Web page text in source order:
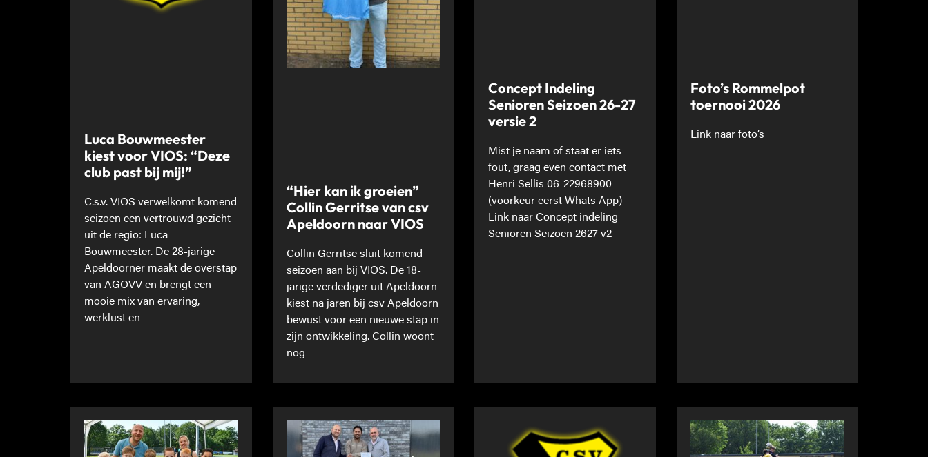
Luca Bouwmeester
kiest voor VIOS: “Deze
club past bij mij!”
C.s.v. VIOS verwelkomt komend
seizoen een vertrouwd gezicht
uit de regio: Luca
Bouwmeester. De 28-jarige
Apeldoorner maakt de overstap
van AGOVV en brengt een
mooie mix van ervaring,
werklust en
“Hier kan ik groeien”
Collin Gerritse van csv
Apeldoorn naar VIOS
Collin Gerritse sluit komend
seizoen aan bij VIOS. De 18-
jarige verdediger uit Apeldoorn
kiest na jaren bij csv Apeldoorn
bewust voor een nieuwe stap in
zijn ontwikkeling. Collin woont
nog
Concept Indeling
Senioren Seizoen 26-27
versie 2
Mist je naam of staat er iets
fout, graag even contact met
Henri Sellis 06-22968900
(voorkeur eerst Whats App)
Link naar Concept indeling
Senioren Seizoen 2627 v2
Foto’s Rommelpot
toernooi 2026
Link naar foto’s